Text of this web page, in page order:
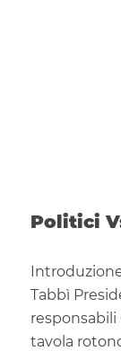
Politici
Tabbì
responsabili
tavola